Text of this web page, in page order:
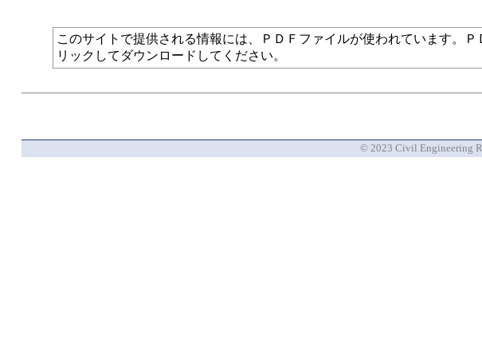
このサイトで提供される情報には、ＰＤＦファイルが使われています。Ｐ
リックしてダウンロードしてください。
© 2023 Civil Engineering